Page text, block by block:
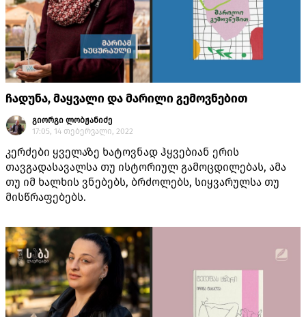
ჩადუნა, მაყვალი და მარილი გემოვნებით
გიორგი ლობჟანიძე
17:05, 14 თებერვალი, 2022
კერძები ყველაზე ხატოვნად ჰყვებიან ერის
თავგადასავალსა თუ ისტორიულ გამოცდილებას, ამა
თუ იმ ხალხის ვნებებს, ბრძოლებს, სიყვარულსა თუ
მისწრაფებებს.